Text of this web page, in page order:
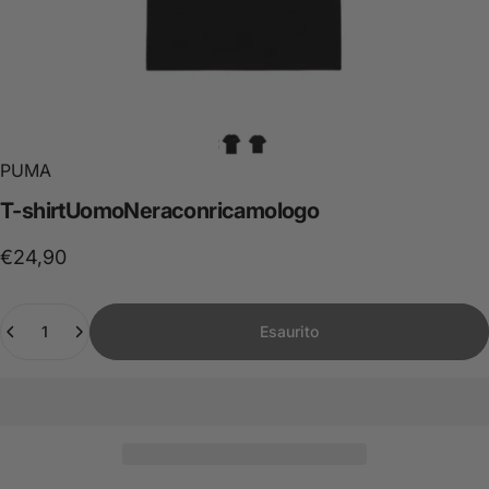
PUMA
T-shirtUomoNeraconricamologo
€24,90
Esaurito